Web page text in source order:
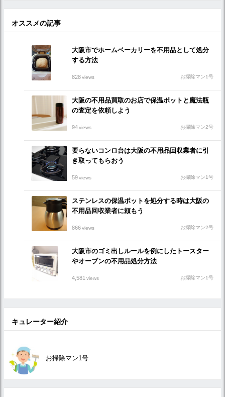
オススメの記事
大阪市でホームベーカリーを不用品として処分
する方法
828views お掃除マン1号
大阪の不用品買取のお店で保温ポットと魔法瓶
の査定を依頼しよう
94views お掃除マン2号
要らないコンロ台は大阪の不用品回収業者に引
き取ってもらおう
59views お掃除マン1号
ステンレスの保温ポットを処分する時は大阪の
不用品回収業者に頼もう
866views お掃除マン2号
大阪市のゴミ出しルールを例にしたトースター
やオーブンの不用品処分方法
4,581 views お掃除マン1号
キュレーター紹介
お掃除マン1号